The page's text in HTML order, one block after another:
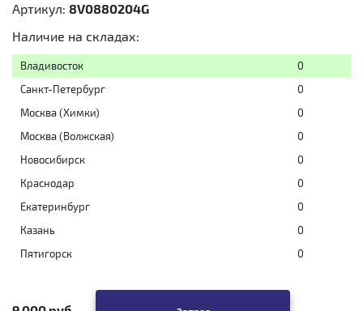
Артикул: 8V0880204G
Наличие на складах:
Владивосток
0
Санкт-Петербург
0
Москва (Химки)
0
Москва (Волжская)
0
Новосибирск
0
Краснодар
0
Екатеринбург
0
Казань
0
Пятигорск
0